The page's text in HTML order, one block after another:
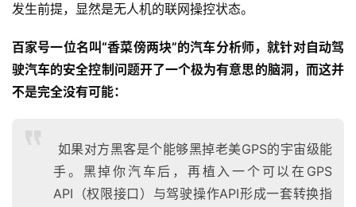
发生前提，显然是无人机的联网操控状态。
百家号一位名叫“香菜傍两块”的汽车分析师，就针对自动驾
驶汽车的安全控制问题开了一个极为有意思的脑洞，而这并
不是完全没有可能：
如果对方黑客是个能够黑掉老美GPS的宇宙级能
手。黑掉你汽车后，再植入一个可以在GPS
API（权限接口）与驾驶操作API形成一套转换指